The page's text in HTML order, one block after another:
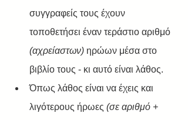
συγγραφείς τους έχουν
τοποθετήσει έναν τεράστιο αριθμό
(αχρείαστων) ηρώων μέσα στο
βιβλίο τους - κι αυτό είναι λάθος.
Όπως λάθος είναι να έχεις και
λιγότερους ήρωες (σε αριθμό +